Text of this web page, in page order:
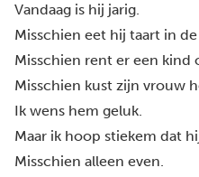
Vandaag is hij jarig.
Misschien eet hij taart in
Misschien rent er een kind
Misschien kust zijn vrouw
Ik wens hem geluk.
Maar ik hoop stiekem dat
Misschien alleen even.